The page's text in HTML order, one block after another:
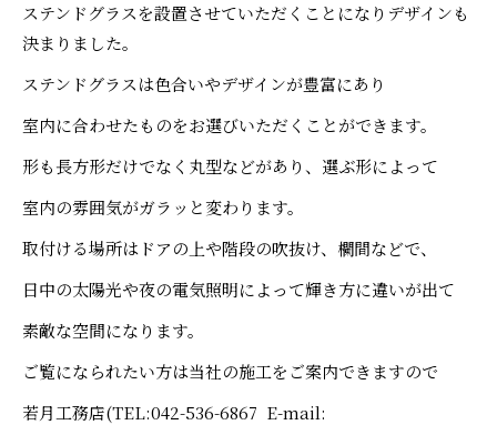
ステンドグラスを設置させていただくことになりデザインも
決まりました。
ステンドグラスは色合いやデザインが豊富にあり
室内に合わせたものをお選びいただくことができます。
形も長方形だけでなく丸型などがあり、選ぶ形によって
室内の雰囲気がガラッと変わります。
取付ける場所はドアの上や階段の吹抜け、欄間などで、
日中の太陽光や夜の電気照明によって輝き方に違いが出て
素敵な空間になります。
ご覧になられたい方は当社の施工をご案内できますので
若月工務店(TEL:042-536-6867 E-mail: